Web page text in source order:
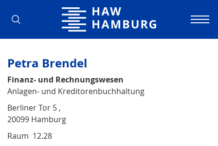
Hochschule für Angewandte
Petra Brendel
Finanz- und Rechnungswesen
Anlagen- und Kreditorenbuchhaltung
Berliner Tor 5 ,
20099 Hamburg
Raum 12.28